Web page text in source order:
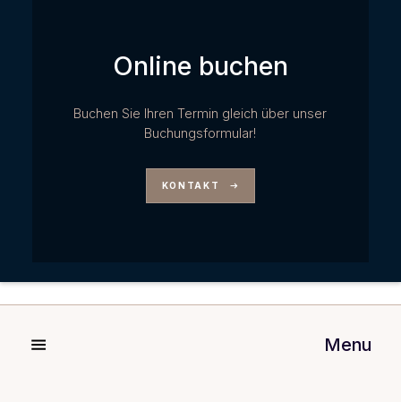
Online buchen
Buchen Sie Ihren Termin gleich über unser
Buchungsformular!
KONTAKT
Menu